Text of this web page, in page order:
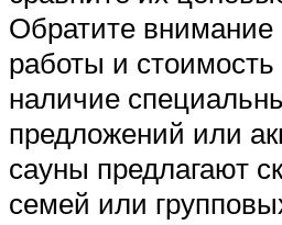
Обратите внимание
работы и стоимость
наличие
предложений или
сауны предлагают
семей или